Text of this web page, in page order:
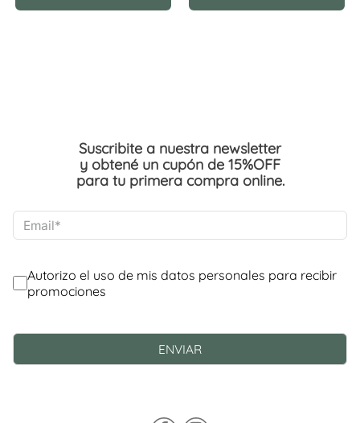
Suscribite a nuestra newsletter
y obtené un cupón de 15%OFF
para tu primera compra online.